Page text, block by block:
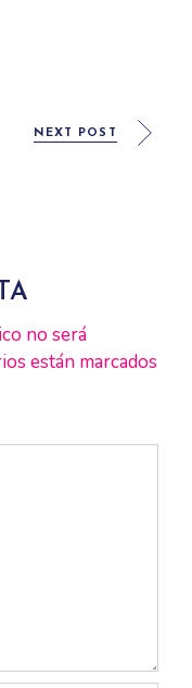
NEXT POST
no será
están marcados